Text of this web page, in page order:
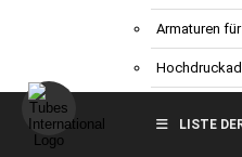
Armaturen
LISTE